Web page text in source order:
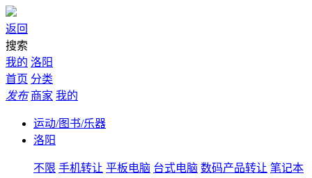
返回
搜索
我的 洛阳
首页 分类
发布 商家 我的
运动/图书/乐器
洛阳
不限 手机转让 平板电脑 台式电脑 数码产品转让 笔记本